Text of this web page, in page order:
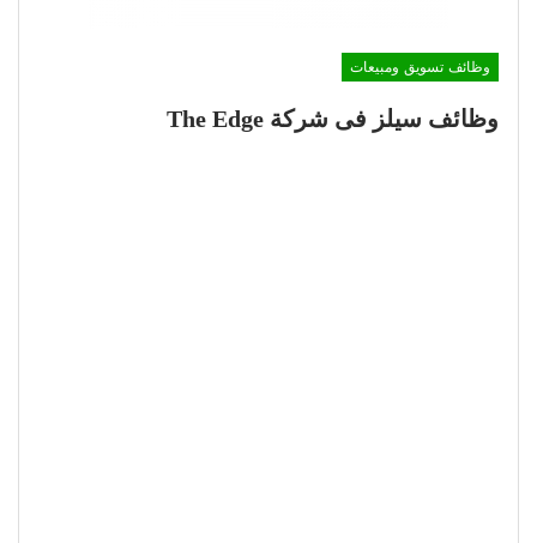
وظائف تسويق ومبيعات
وظائف سيلز فى شركة The Edge